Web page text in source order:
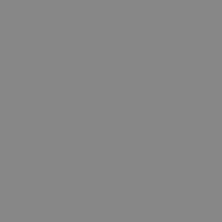
prvek vzoru v názvu
Google na
klienta. Je
návštěvnících, relacích
informace o tom,
kterou koncový
kterou koncový
vlastní společnost
soubory cookie.